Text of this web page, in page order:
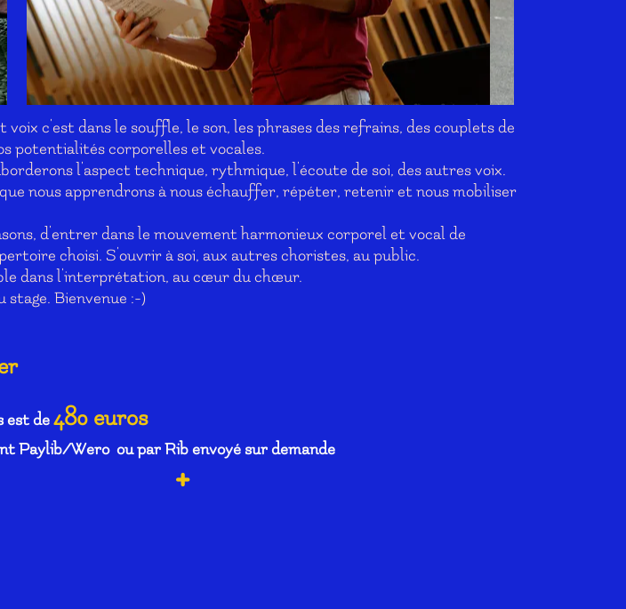
c'est dans le souffle, le son, les phrases des refrains, des couplets de
potentialités corporelles et vocales.
l'aspect technique, rythmique, l'écoute de soi, des autres voix.
nous apprendrons à nous échauffer, répéter, retenir et nous mobiliser
d'entrer dans le mouvement harmonieux corporel et vocal de
choisi. S'ouvrir à soi, aux autres choristes, au public.
dans l'interprétation, au cœur du chœur.
Bienvenue :-)
est de480 euros
Paylib/Wero ou par Rib envoyé sur demande
+